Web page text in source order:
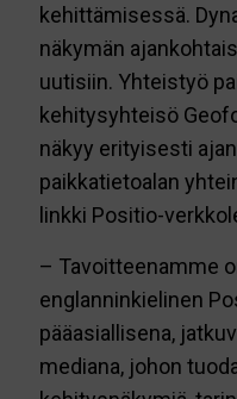
kehittämisessä.
näkymän
uutisiin. Yhteistyö
kehitysyhteisö
näkyy erityisesti
paikkatietoalan
linkki Positio-
– Tavoitteenamme
englanninkielinen
pääasiallisena,
mediana, johon